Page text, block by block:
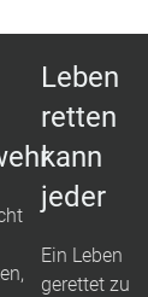
Leben
retten
kann
jeder
Ein Leben
gerettet zu